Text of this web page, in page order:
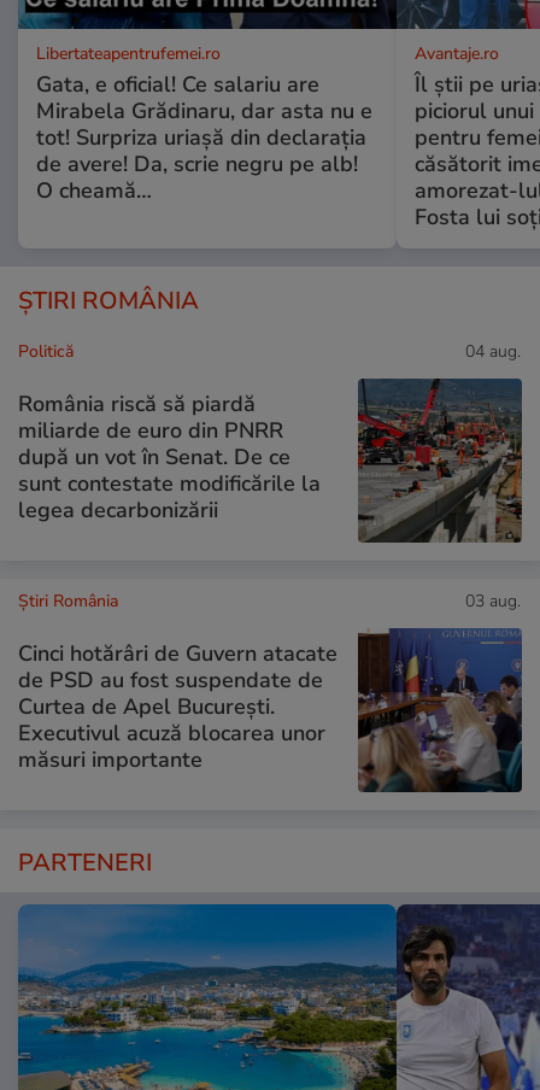
Libertateapentrufemei.ro
Gata, e oficial! Ce salariu are
Mirabela Grădinaru, dar asta nu e
tot! Surpriza uriașă din declarația
de avere! Da, scrie negru pe alb!
O cheamă…
Avantaje.ro
Îl știi pe
piciorul
pentru
căsătorit
amorezat-
Fosta lui
ȘTIRI ROMÂNIA
Politică 04 aug.
România riscă să piardă
miliarde de euro din PNRR
după un vot în Senat. De ce
sunt contestate modificările la
legea decarbonizării
Știri România 03 aug.
Cinci hotărâri de Guvern atacate
de PSD au fost suspendate de
Curtea de Apel București.
Executivul acuză blocarea unor
măsuri importante
PARTENERI